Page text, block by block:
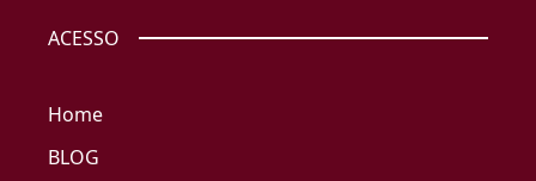
ACESSO
Home
BLOG